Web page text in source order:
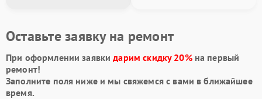
Оставьте заявку на ремонт
При оформлении заявкидарим скидку 20%на первый
ремонт!
Заполните поля ниже и мы свяжемся с вами в ближайшее
время.